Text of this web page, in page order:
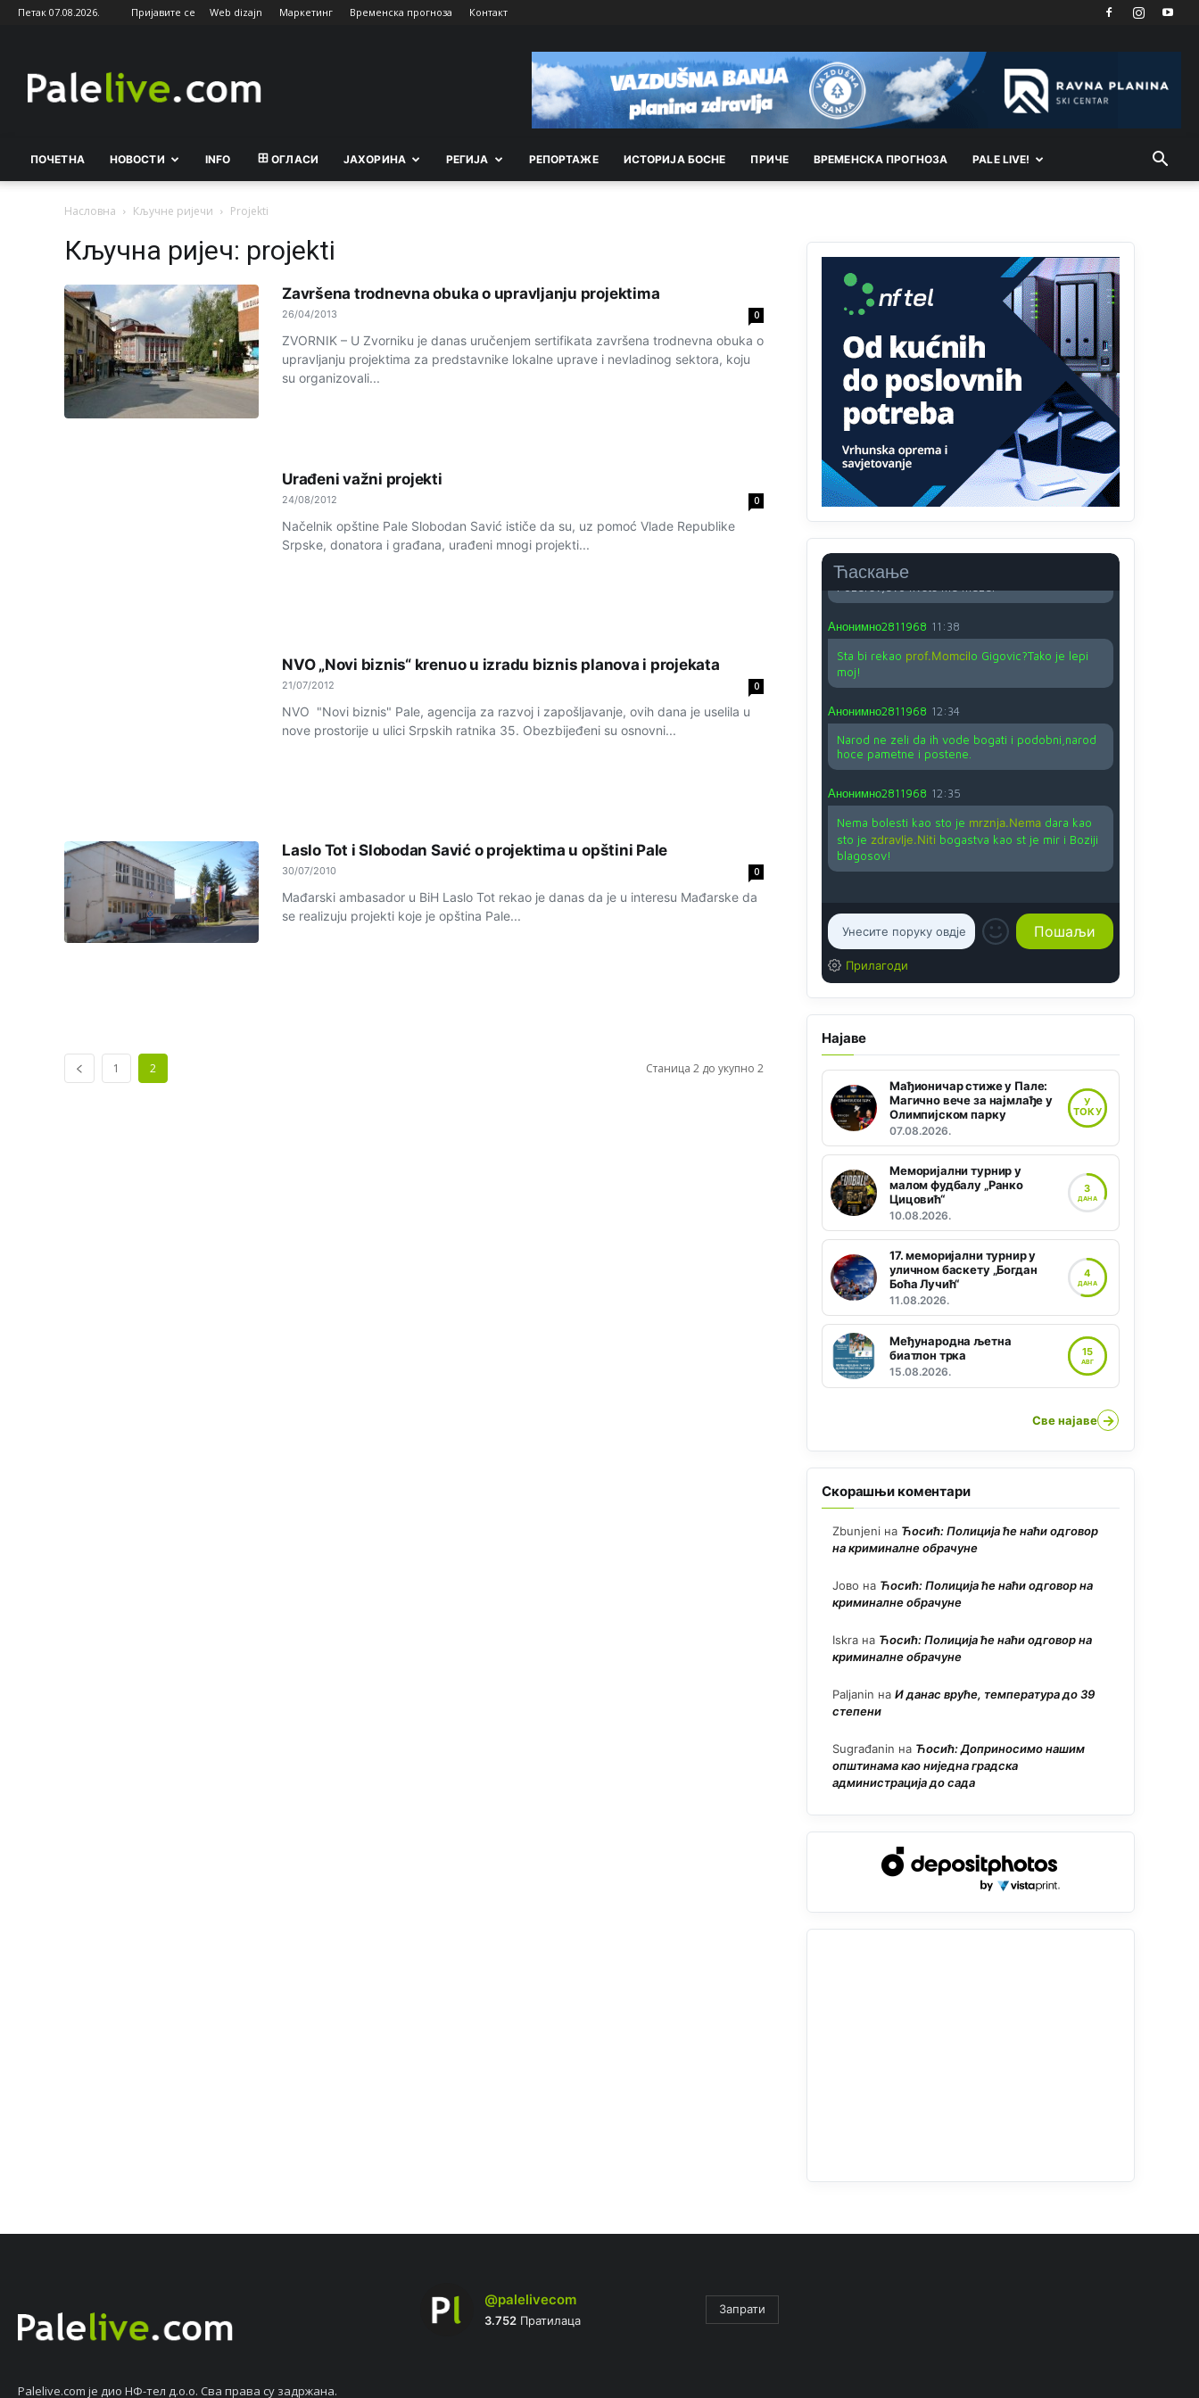
Петак 07.08.2026. Пријавите се Web dizajn Маркетинг Временска прогноза Контакт
ПОЧЕТНА НОВОСТИ INFO ОГЛАСИ ЈАХОРИНА РEГИЈА РEПОРТАЖE ИСТОРИЈА БОСНЕ ПРИЧЕ ВРEМEНСКА ПРОГНОЗА PALE LIVE!
Насловна Кључне ријечи Projekti
Кључна ријеч: projekti
Završena trodnevna obuka o upravljanju projektima
26/04/2013 0
ZVORNIK – U Zvorniku je danas uručenjem sertifikata završena trodnevna obuka o
upravljanju projektima za predstavnike lokalne uprave i nevladinog sektora, koju
su organizovali...
Urađeni važni projekti
24/08/2012 0
Načelnik opštine Pale Slobodan Savić ističe da su, uz pomoć Vlade Republike
Srpske, donatora i građana, urađeni mnogi projekti...
NVO „Novi biznis“ krenuo u izradu biznis planova i projekata
21/07/2012 0
NVO "Novi biznis" Pale, agencija za razvoj i zapošljavanje, ovih dana je uselila u
nove prostorije u ulici Srpskih ratnika 35. Obezbijeđeni su osnovni...
Laslo Tot i Slobodan Savić o projektima u opštini Pale
30/07/2010 0
Mađarski ambasador u BiH Laslo Tot rekao je danas da je u interesu Mađarske da
se realizuju projekti koje je opština Pale...
1 2 Станица 2 до укупно 2
Ћаскање
Kuniocu ide q u guz...
Анонимно2808843 јуче
Анонимно2810587 11:11
vjeka,neko rece za Radovana i Ratka kaki su oni
srbi...i poce dalje da besjedi znam ja dobro sta je
bilo u Ag-ci...
Анонимно2810587
Proguglajte
Анонимно2810587 11:21
O kako su cudni lvi ljudi,uzeli bi sve da mogu...a
ja srce svima fajem,radujem se tudjoj sreci.I ko
ima i ko nema na iso ce mjesto leci!
Анонимно2810587
Nije u svijetu problem,nahraniti siromasnd,kako
nahraniti bogate!?
Анонимно2810587
Анонимно2811968 11:38
Sta bi rekao prof.Momcilo Gigovic?Tako je lepi
moj!
Анонимно2811968 12:34
Narod ne zeli da ih vode bogati i podobni,narod
hoce pametne i postene.
Анонимно2811968 12:35
Nema bolesti kao sto je mrznja.Nemadara kao
sto je zdravlje.Niti bogastva kao st je mir i Boziji
blagosov!
Прилагоди
Најаве
Мађионичар стиже у Пале:
Магично вече за најмлађе у
Олимпијском парку
07.08.2026.
У
ТОКУ
Меморијални турнир у
малом фудбалу „Ранко
Цицовић“
10.08.2026.
3
ДАНА
17. меморијални турнир у
уличном баскету „Богдан
Боћа Лучић“
11.08.2026.
4
ДАНА
Међународна љетна
биатлон трка
15.08.2026.
15
АВГ
Све најаве →
Скорашњи коментари
Zbunjeni на Ћосић: Полиција ће наћи одговор
на криминалне обрачуне
Јово на Ћосић: Полиција ће наћи одговор на
криминалне обрачуне
Iskra на Ћосић: Полиција ће наћи одговор на
криминалне обрачуне
Paljanin на И данас вруће, температура до 39
степени
Sugrađanin на Ћосић: Доприносимо нашим
општинама као ниједна градска
администрација до сада
Palelive.com јe дио НФ-тeл д.о.о. Сва права су задржана.
@palelivecom
3.752Пратилаца
Запрати